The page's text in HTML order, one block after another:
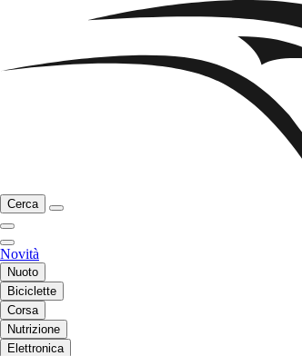
Cerca
Novità
Nuoto
Biciclette
Corsa
Nutrizione
Elettronica